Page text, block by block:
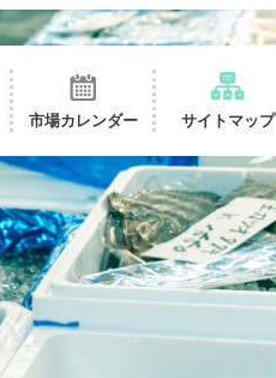
市場カレンダー サイトマップ